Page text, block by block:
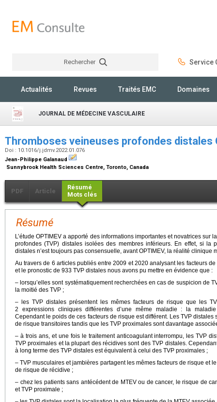
Rechercher Service
Actualités Revues Traités EMC Domaines
JOURNAL DE MÉDECINE VASCULAIRE
Thromboses veineuses profondes distales
Doi : 10.1016/j.jdmv.2022.01.076
Jean-Philippe Galanaud
Sunnybrook Health Sciences Centre, Toronto, Canada
PDF Article
Résumé
Mots clés
Résumé
L’étude OPTIMEV a apporté des informations importantes et novatrices sur
profondes (TVP) distales isolées des membres inférieurs. En effet, si la
distales n’est toujours pas consensuelle, avant OPTIMEV, la réalité clinique
Au travers de 6 articles publiés entre 2009 et 2020 analysant les facteurs
et le pronostic de 933 TVP distales nous avons pu mettre en évidence que :
– lorsqu’elles sont systématiquement recherchées en cas de suspicion de
la moitié des TVP ;
– les TVP distales présentent les mêmes facteurs de risque que les
2 expressions cliniques différentes d’une même maladie : la maladie
Cependant le poids de ces facteurs de risque est différent. Les TVP
de risque transitoires tandis que les TVP proximales sont davantage
– à trois ans, et une fois le traitement anticoagulant interrompu, les TVP
TVP proximales et la plupart des récidives sont des TVP distales.
à long terme des TVP distales est équivalent à celui des TVP proximales ;
– TVP musculaires et jambières partagent les mêmes facteurs de risque et
de risque de récidive ;
– chez les patients sans antécédent de MTEV ou de cancer, le risque de
et TVP proximale ;